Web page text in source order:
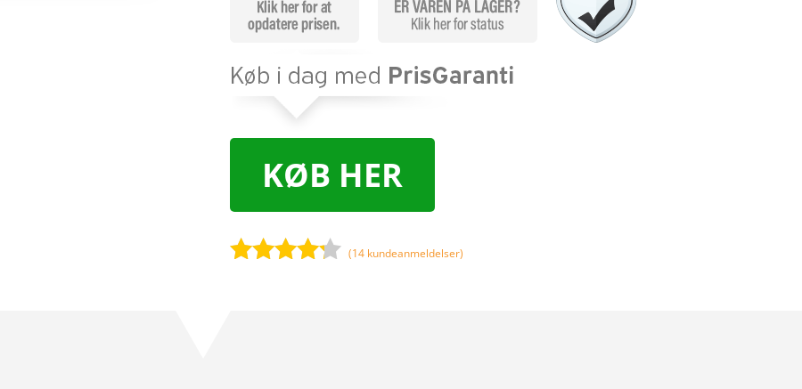
KØB HER
(14 kundeanmeldelser)